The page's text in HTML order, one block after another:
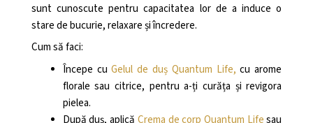
sunt cunoscute pentru capacitatea lor de a induce o
stare de bucurie, relaxare și încredere.
Cum să faci:
Începe cuGelul de duș Quantum Life, cu arome
florale sau citrice, pentru a-ți curăța și revigora
pielea.
După duș, aplică Crema de corp Quantum Lifesau